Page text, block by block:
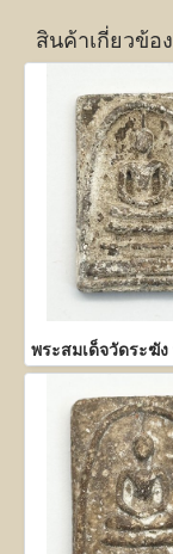
สินค้าเกี่ยวข้อง